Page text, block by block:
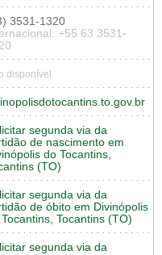
3531-1320
+55 63 3531-
disponível
segunda via da
de nascimento em
do Tocantins,
(TO)
segunda via da
de óbito em Divinópolis
Tocantins (TO)
segunda via da